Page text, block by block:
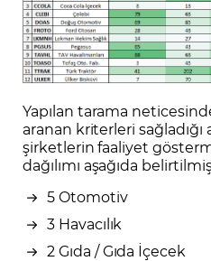
Yapılan tarama
aranan kriterleri sağladığı
şirketlerin faaliyet
dağılımı aşağıda
5 Otomotiv
3 Havacılık
2 Gıda / Gıda İçecek